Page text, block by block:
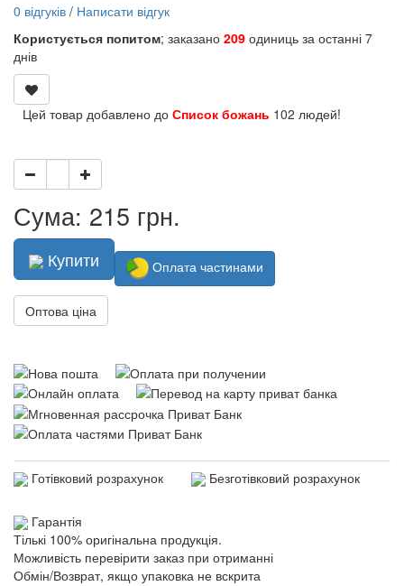
0 відгуків / Написати відгук
Користується попитом; заказано 209 одиниць за останні 7
днів
Цей товар добавлено до Список божань 102 людей!
Сума: 215 грн.
Купити Оплата частинами
Оптова ціна
Готівковий розрахунок Безготівковий розрахунок
Гарантія
Тількі 100% оригінальна продукція.
Можливість перевірити заказ при отриманні
Обмін/Возврат, якщо упаковка не вскрита